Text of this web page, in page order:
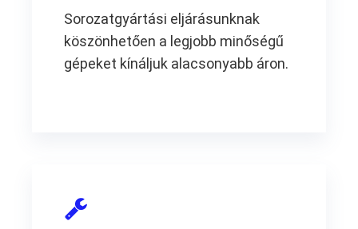
Sorozatgyártási eljárásunknak
köszönhetően a legjobb minőségű
gépeket kínáljuk alacsonyabb áron.